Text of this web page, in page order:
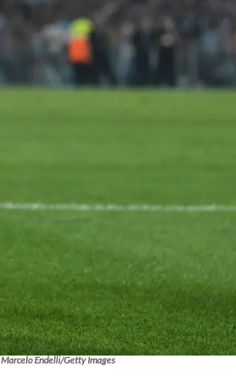
Marcelo Endelli/Getty Images